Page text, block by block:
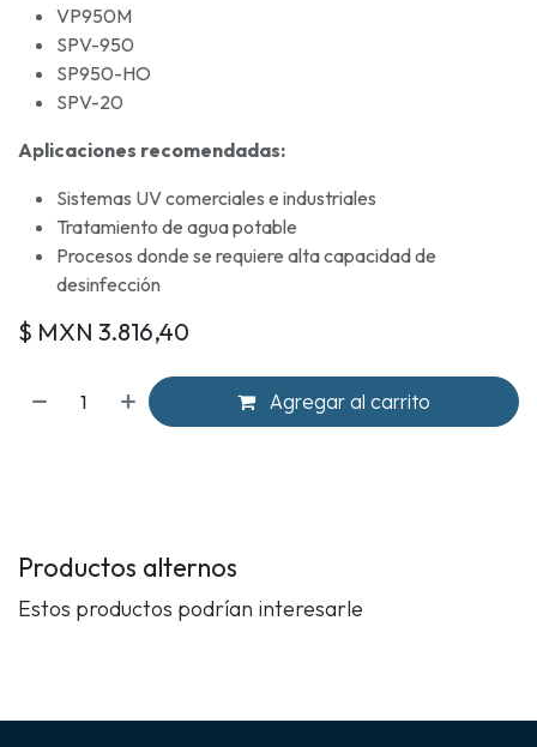
VP950M
SPV-950
SP950-HO
SPV-20
Aplicaciones recomendadas:
Sistemas UV comerciales e industriales
Tratamiento de agua potable
Procesos donde se requiere alta capacidad de
desinfección
$ MXN 3.816,40
Agregar al carrito
Productos alternos
Estos productos podrían interesarle